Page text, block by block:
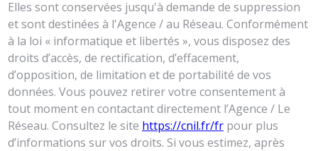
Elles sont conservées jusqu'à demande de suppression
et sont destinées à l'Agence / au Réseau. Conformément
à la loi « informatique et libertés », vous disposez des
droits d’accès, de rectification, d’effacement,
d’opposition, de limitation et de portabilité de vos
données. Vous pouvez retirer votre consentement à
tout moment en contactant directement l’Agence / Le
Réseau. Consultez le site https://cnil.fr/fr pour plus
d’informations sur vos droits. Si vous estimez, après